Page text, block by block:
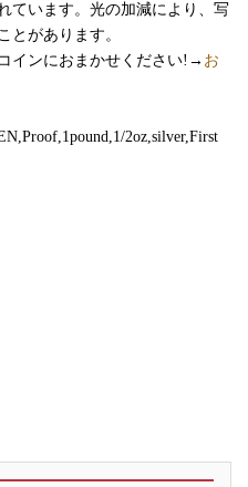
ています。光の加減により、写
とがあります。
インにおまかせください!→ お
2oz,silver,First